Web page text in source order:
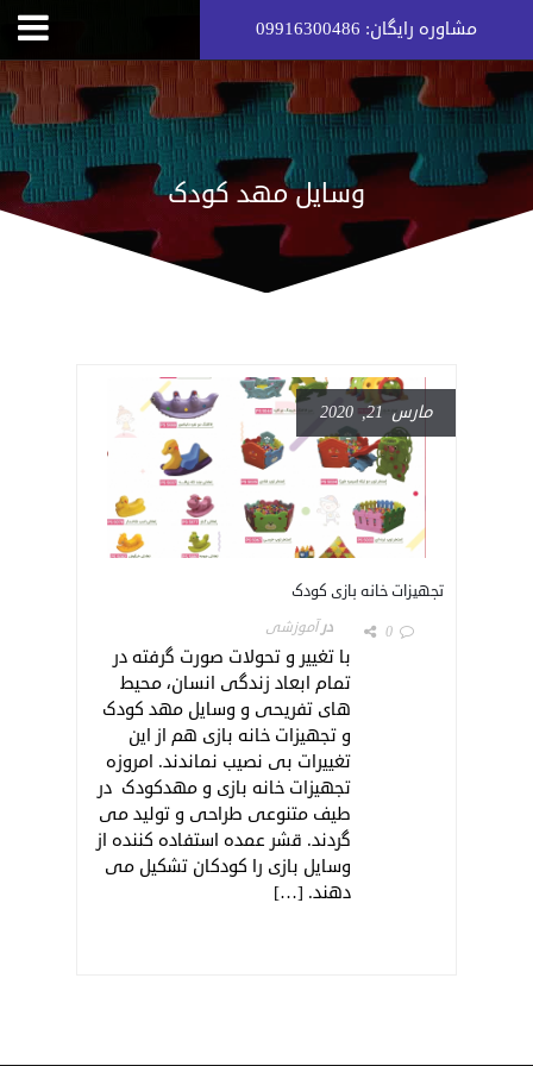
مشاوره رایگان: 09916300486
وسایل مهد کودک
مارس 21, 2020
تجهیزات خانه بازی کودک
درآموزشی 0
با تغییر و تحولات صورت گرفته در
تمام ابعاد زندگی انسان، محیط
های تفریحی و وسایل مهد کودک
و تجهیزات خانه بازی هم از این
تغییرات بی نصیب نماندند. امروزه
تجهیزات خانه بازی و مهدکودک در
طیف متنوعی طراحی و تولید می
گردند. قشر عمده استفاده کننده از
وسایل بازی را کودکان تشکیل می
دهند. […]